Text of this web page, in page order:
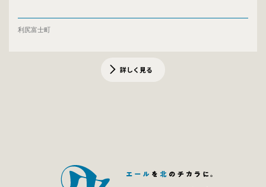
利尻富士町
詳しく見る